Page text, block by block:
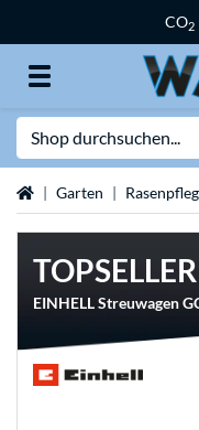
CO2
StartseiteGarten
TOPSELLER
EINHELL Streuwagen